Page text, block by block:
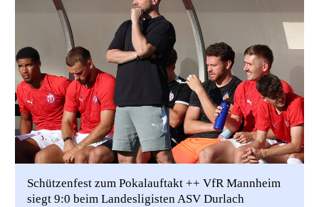
Schützenfest zum Pokalauftakt ++ VfR Mannheim
siegt 9:0 beim Landesligisten ASV Durlach